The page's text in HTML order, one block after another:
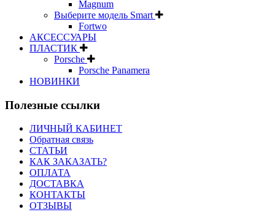
Magnum
Выберите модель Smart
Fortwo
АКСЕССУАРЫ
ПЛАСТИК
Porsche
Porsche Panamera
НОВИНКИ
Полезные ссылки
ЛИЧНЫЙ КАБИНЕТ
Обратная связь
СТАТЬИ
КАК ЗАКАЗАТЬ?
ОПЛАТА
ДОСТАВКА
КОНТАКТЫ
ОТЗЫВЫ